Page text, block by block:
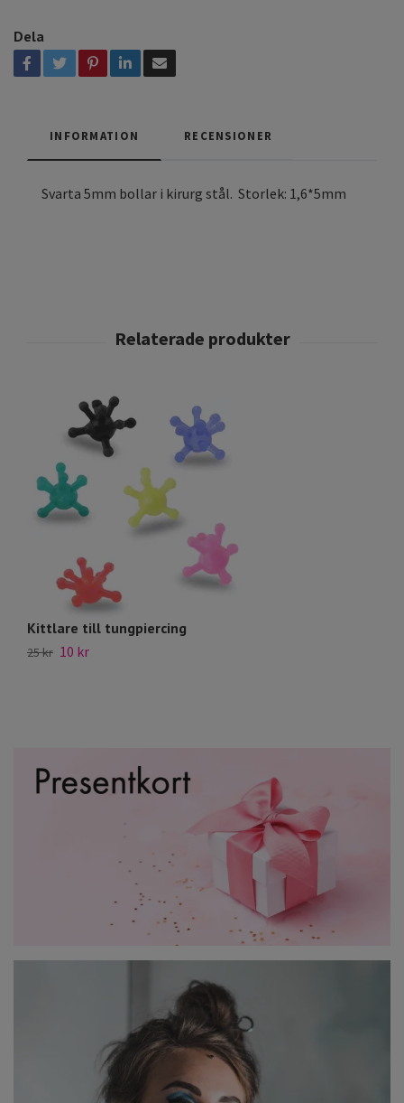
Dela
INFORMATION RECENSIONER
Svarta 5mm bollar i kirurg stål. Storlek: 1,6*5mm
Kittlare till tungpiercing
25 kr 10 kr